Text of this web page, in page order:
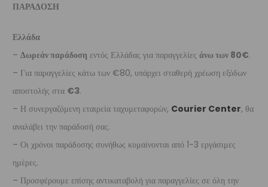
ΠΑΡΑΔΟΣΗ
Ελλάδα
– Δωρεάν παράδοση εντός Ελλάδας για παραγγελίες άνω των 80€.
– Για παραγγελίες κάτω των €80, υπάρχει σταθερή χρέωση εξόδων
αποστολής στα €3.
– Η συνεργαζόμενη εταιρεία ταχυμεταφορών, Courier Center, θα
αναλάβει την παράδοσή σας.
– Οι χρόνοι παράδοσης συνήθως κυμαίνονται από 1-3 εργάσιμες
ημέρες.
– Προσφέρουμε επίσης αντικαταβολή για παραγγελίες σε όλη την